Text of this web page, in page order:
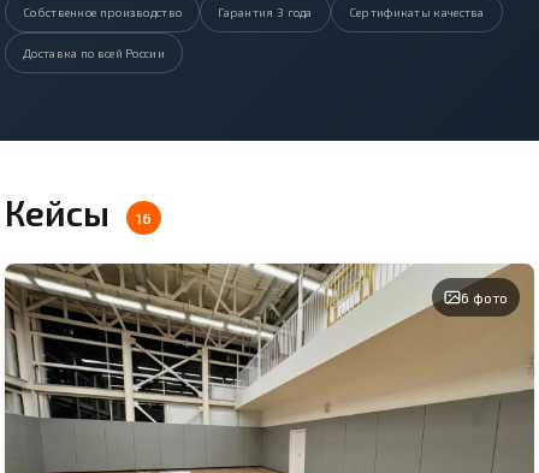
Собственное производство Гарантия 3 года Сертификаты качества
Доставка по всей России
Кейсы 16
6 фото